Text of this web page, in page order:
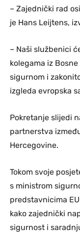
– Zajednički rad
je Hans Leijtens,
– Naši službenici
kolegama iz
sigurnom i
izgleda evropska
Pokretanje slijedi
partnerstva
Hercegovine.
Tokom svoje
s ministrom
predstavnicima
kako zajednički
sigurnost i